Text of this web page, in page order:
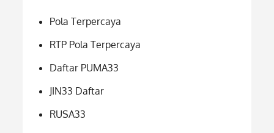
Pola Terpercaya
RTP Pola Terpercaya
Daftar PUMA33
JIN33 Daftar
RUSA33